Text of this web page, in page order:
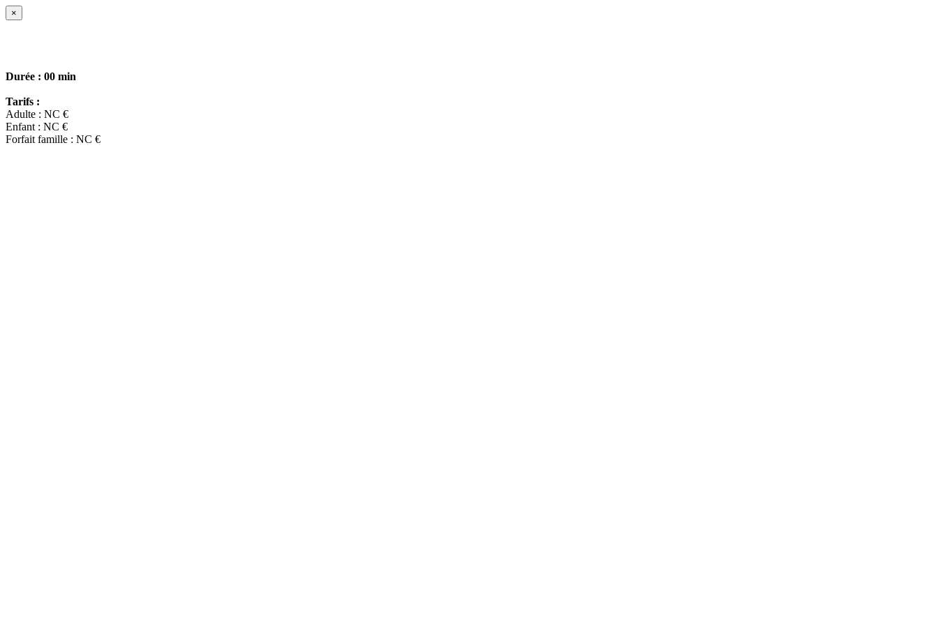
×
Durée : 00 min
Tarifs :
Adulte : NC €
Enfant : NC €
Forfait famille : NC €